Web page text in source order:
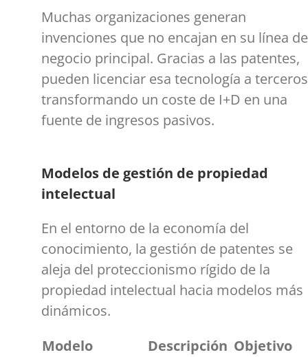
Muchas organizaciones generan
invenciones que no encajan en su línea de
negocio principal. Gracias a las patentes,
pueden licenciar esa tecnología a
transformando un coste de I+D en una
fuente de ingresos pasivos.
Modelos de gestión de propiedad
intelectual
En el entorno de la economía del
conocimiento, la gestión de patentes se
aleja del proteccionismo rígido de la
propiedad intelectual hacia modelos más
dinámicos.
Modelo
Descripción Objetivo